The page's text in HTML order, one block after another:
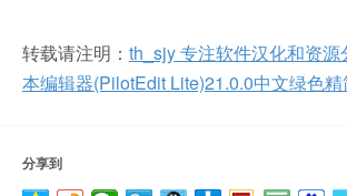
转载请注明： th_sjy 专注软件汉化和资源
本编辑器(PilotEdit Lite)21.0.0中文绿色精
分享到